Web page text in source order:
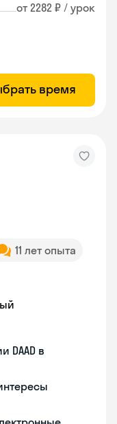
от 2282 ₽ / урок
время
11 лет опыта
DAAD в